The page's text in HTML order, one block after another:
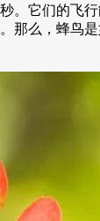
。它们的飞
那么，蜂鸟